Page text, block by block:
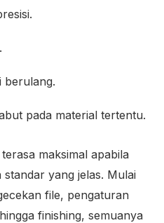
berulang.
pada material tertentu.
maksimal apabila
yang jelas. Mulai
file, pengaturan
finishing, semuanya